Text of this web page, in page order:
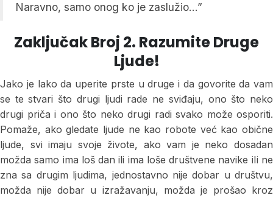
Naravno, samo onog ko je zaslužio…”
Zaključak Broj 2. Razumite Druge
Ljude!
Jako je lako da uperite prste u druge i da govorite da vam
se te stvari što drugi ljudi rade ne sviđaju, ono što neko
drugi priča i ono što neko drugi radi svako može osporiti.
Pomaže, ako gledate ljude ne kao robote već kao obične
ljude, svi imaju svoje živote, ako vam je neko dosadan
možda samo ima loš dan ili ima loše društvene navike iIi ne
zna sa drugim ljudima, jednostavno nije dobar u društvu,
možda nije dobar u izražavanju, možda je prošao kroz